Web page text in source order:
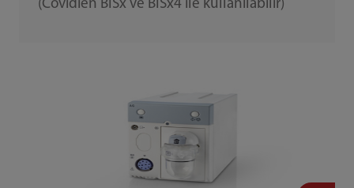
(Covidien BISx ve BISx4 ile kullanılabilir)